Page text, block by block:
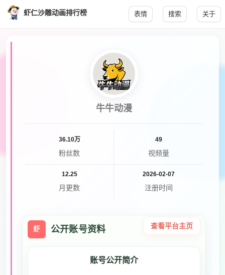
虾仁沙雕动画排行榜 表情 搜索 关于
牛牛动漫
36.10万
粉丝数
49
视频量
12.25
月更数
2026-02-07
注册时间
虾 公开账号资料 查看平台主页
账号公开简介